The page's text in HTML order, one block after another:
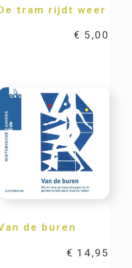
tram rijdt weer
€ 5,00
de buren
€ 14,95